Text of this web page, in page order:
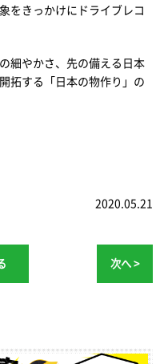
をきっかけにドライブレコ
細やかさ、先の備える日本
拓する「日本の物作り」の
2020.05.21
次へ >